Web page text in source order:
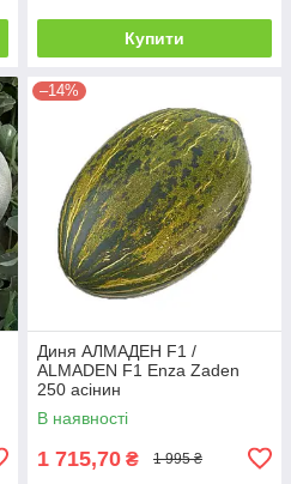
Купити
–14%
Диня АЛМАДЕН F1 /
ALMADEN F1 Enza Zaden
250 асінин
В наявності
1 715,70 ₴ 1 995 ₴